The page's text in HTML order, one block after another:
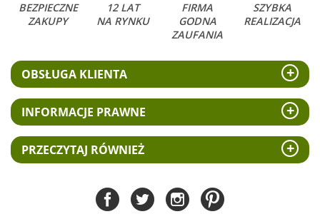
BEZPIECZNE
ZAKUPY
12 LAT
NA RYNKU
FIRMA
GODNA
ZAUFANIA
SZYBKA
REALIZACJA
OBSŁUGA KLIENTA
INFORMACJE PRAWNE
PRZECZYTAJ RÓWNIEŻ